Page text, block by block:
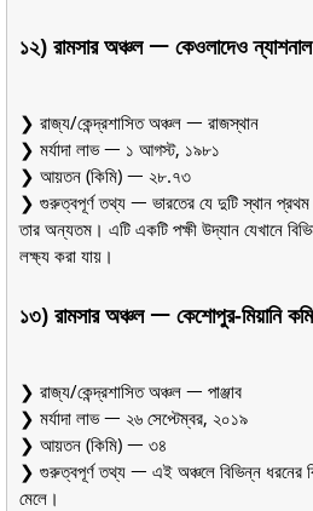
১২) রামসার অঞ্চল ᅳ কেওলাদেও ন্যাশনাল
❯ রাজ্য/কেন্দ্রশাসিত অঞ্চল ᅳ রাজস্থান
❯ মর্যাদা লাভ ᅳ ১ আগস্ট, ১৯৮১
❯ আয়তন (কিমি) ᅳ ২৮.৭৩
❯ গুরুত্বপূর্ণ তথ্য ᅳ ভারতের যে দুটি স্থান প্রথম
তার অন্যতম। এটি একটি পক্ষী উদ্যান যেখানে
লক্ষ্য করা যায়।
১৩) রামসার অঞ্চল ᅳ কেশোপুর-মিয়ানি
❯ রাজ্য/কেন্দ্রশাসিত অঞ্চল ᅳ পাঞ্জাব
❯ মর্যাদা লাভ ᅳ ২৬ সেপ্টেম্বর, ২০১৯
❯ আয়তন (কিমি) ᅳ ৩৪
❯ গুরুত্বপূর্ণ তথ্য ᅳ এই অঞ্চলে বিভিন্ন ধরনের
মেলে।